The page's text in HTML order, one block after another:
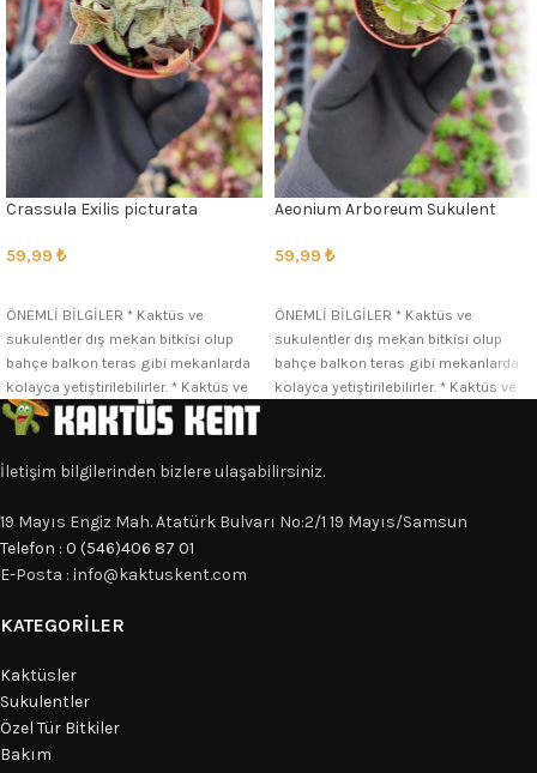
Crassula Exilis picturata
59,99 ₺
ÖNEMLİ BİLGİLER * Kaktüs ve
sukulentler dış mekan bitkisi olup
bahçe balkon teras gibi mekanlarda
kolayca yetiştirilebilirler. * Kaktüs ve
Aeonium Arboreum Sukulent
59,99 ₺
ÖNEMLİ BİLGİLER * Kaktüs ve
sukulentler dış mekan bitkisi olup
bahçe balkon teras gibi mekanlarda
kolayca yetiştirilebilirler. * Kaktüs ve
İletişim bilgilerinden bizlere ulaşabilirsiniz.
19 Mayıs Engiz Mah. Atatürk Bulvarı No:2/1 19 Mayıs/Samsun
Telefon : 0 (546)406 87 01
E-Posta : info@kaktuskent.com
KATEGORILER
Kaktüsler
Sukulentler
Özel Tür Bitkiler
Bakım